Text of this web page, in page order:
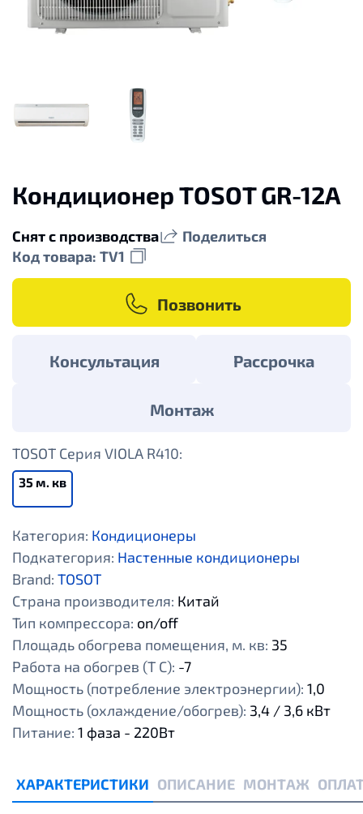
Кондиционер TOSOT GR-12A
Снят с производства
Поделиться
Код товара: TV1
Позвонить
Консультация Рассрочка
Монтаж
TOSOT Cерия VIOLA R410:
35 м. кв
Категория: Кондиционеры
Подкатегория: Настенные кондиционеры
Brand: TOSOT
Страна производителя: Китай
Тип компрессора: оn/off
Площадь обогрева помещения, м. кв: 35
Работа на обогрев (Т С): -7
Мощность (потребление электроэнергии): 1,0
Мощность (охлаждение/обогрев): 3,4 / 3,6 кВт
Питание: 1 фаза - 220Вт
ХАРАКТЕРИСТИКИ ОПИСАНИЕ МОНТАЖ